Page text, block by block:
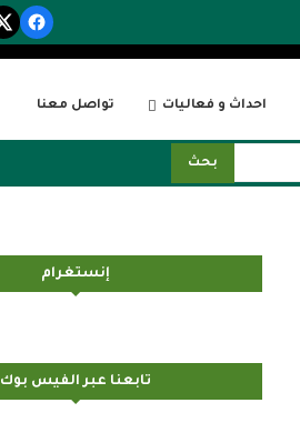
احداث و فعاليات تواصل معنا
بحث
إنستغرام
تابعنا عبر الفيس بوك